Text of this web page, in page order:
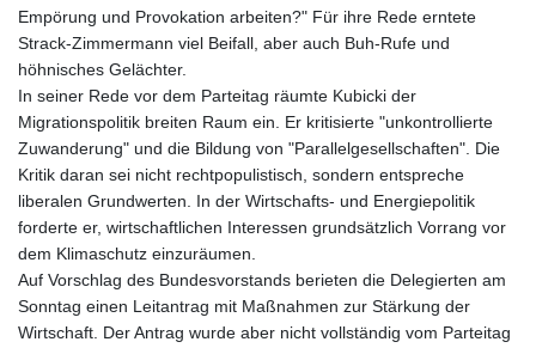
Empörung und Provokation arbeiten?" Für ihre Rede erntete
Strack-Zimmermann viel Beifall, aber auch Buh-Rufe und
höhnisches Gelächter.
In seiner Rede vor dem Parteitag räumte Kubicki der
Migrationspolitik breiten Raum ein. Er kritisierte "unkontrollierte
Zuwanderung" und die Bildung von "Parallelgesellschaften". Die
Kritik daran sei nicht rechtpopulistisch, sondern entspreche
liberalen Grundwerten. In der Wirtschafts- und Energiepolitik
forderte er, wirtschaftlichen Interessen grundsätzlich Vorrang vor
dem Klimaschutz einzuräumen.
Auf Vorschlag des Bundesvorstands berieten die Delegierten am
Sonntag einen Leitantrag mit Maßnahmen zur Stärkung der
Wirtschaft. Der Antrag wurde aber nicht vollständig vom Parteitag